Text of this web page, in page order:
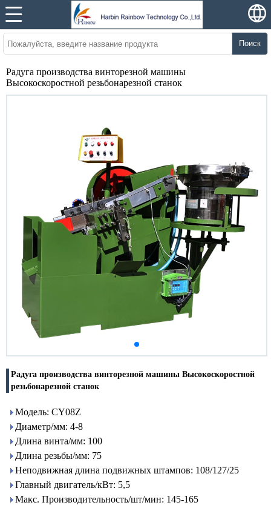
Поиск
Радуга производства винторезной машины
Высокоскоростной резьбонарезной станок
Радуга производства винторезной машины Высокоскоростной
резьбонарезной станок
Модель: CY08Z
Диаметр/мм: 4-8
Длина винта/мм: 100
Длина резьбы/мм: 75
Неподвижная длина подвижных штампов: 108/127/25
Главный двигатель/кВт: 5,5
Макс. Производительность/шт/мин: 145-165